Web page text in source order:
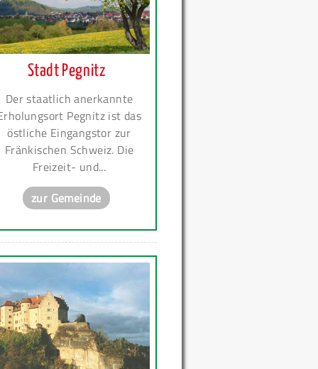
Stadt Pegnitz
Der staatlich anerkannte
Pegnitz ist das
östliche Eingangstor zur
Fränkischen Schweiz. Die
Freizeit- und...
zur Gemeinde